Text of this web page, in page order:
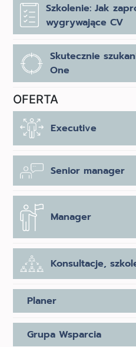
Szkolenie: Jak
wygrywające CV
Skutecznie
One
OFERTA
Executive
Senior manager
Manager
Konsultacje,
Planer
Grupa Wsparcia